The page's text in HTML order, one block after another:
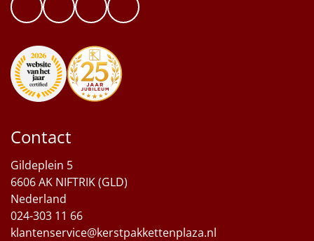
Contact
Gildeplein 5
6606 AK NIFTRIK (GLD)
Nederland
024-303 11 66
klantenservice@kerstpakkettenplaza.nl